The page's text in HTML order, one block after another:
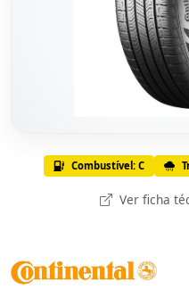
Combustível: C
Ver ficha